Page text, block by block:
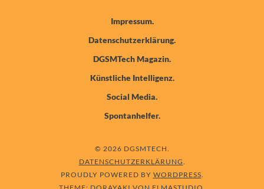
Impressum
Datenschutzerklärung
DGSMTech Magazin
Künstliche Intelligenz
Social Media
Spontanhelfer
© 2026 DGSMTECH
DATENSCHUTZERKLÄRUNG
PROUDLY POWERED BY WORDPRESS